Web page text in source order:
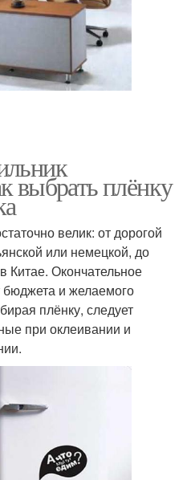
выбрать плёнку
велик: от дорогой
или немецкой, до
Китае. Окончательное
бюджета и желаемого
плёнку, следует
при оклеивании и